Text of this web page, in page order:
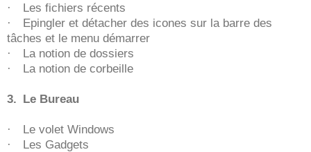
·
Les fichiers récents
·
Epingler et détacher des icones sur la barre des
tâches et le menu démarrer
·
La notion de dossiers
·
La notion de corbeille
3. Le Bureau
·
Le volet Windows
·
Les Gadgets